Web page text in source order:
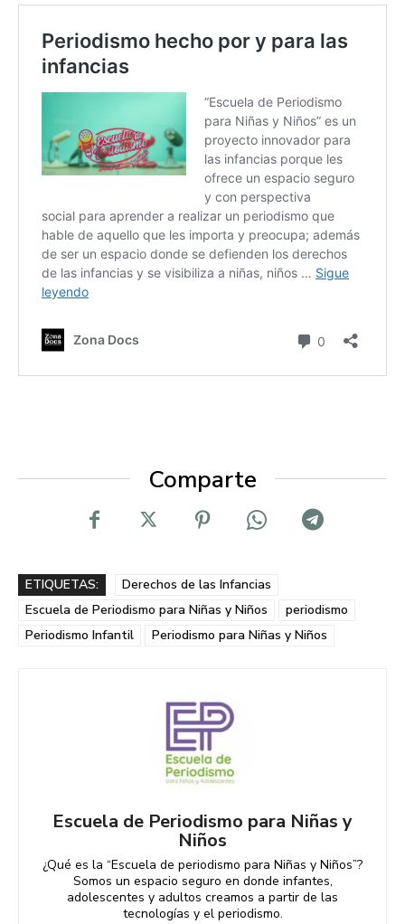
Comparte
ETIQUETAS:
Derechos de las Infancias
Escuela de Periodismo para Niñas y Niños
periodismo
Periodismo Infantil
Periodismo para Niñas y Niños
Escuela de Periodismo para Niñas y
Niños
¿Qué es la “Escuela de periodismo para Niñas y Niños”?
Somos un espacio seguro en donde infantes,
adolescentes y adultos creamos a partir de las
tecnologías y el periodismo.